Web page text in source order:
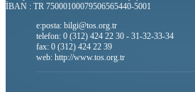
İBAN : TR 75000100079506565440-5001
e:posta: bilgi@tos.org.tr
telefon: 0 (312) 424 22 30 - 31-32-33-34
fax: 0 (312) 424 22 39
web: http://www.tos.org.tr